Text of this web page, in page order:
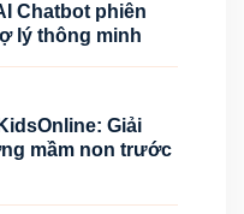
Chatbot phiên
lý thông minh
Giải
mầm non trước